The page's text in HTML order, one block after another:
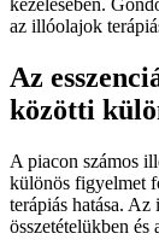
kezelésében.
az illóolajok
Az
közötti
A piacon számos
különös figyelmet
terápiás hatása.
összetételükben